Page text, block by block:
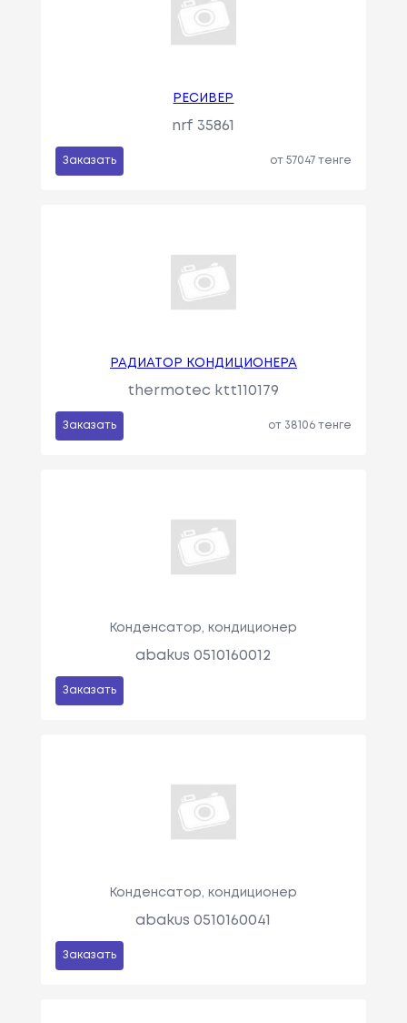
РЕСИВЕР
nrf 35861
Заказать от 57047 тенге
РАДИАТОР КОНДИЦИОНЕРА
thermotec ktt110179
Заказать от 38106 тенге
Конденсатор, кондиционер
abakus 0510160012
Заказать
Конденсатор, кондиционер
abakus 0510160041
Заказать